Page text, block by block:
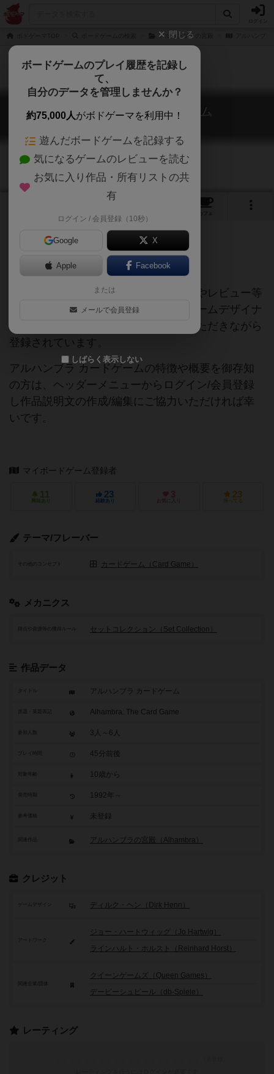
アルハンブラの宮殿
アルハンブラ カードゲーム
Alhambra: The Card Game
カフェ
ご協力ください
当サイトに掲載されている作品説明文やレビュー等
の情報は、ボドゲーマ運営事務局・ゲームデザイナ
ーご本人様・有志の皆様にご協力をいただきながら
登録されています。
アルハンブラ カードゲームの特徴や概要を御存知
の方は、ヘッダーメニューからログイン/会員登録
し作品説明文の作成/編集にご協力いただければ幸
いです。
マイボードゲーム登録者
11
興味あり
23
経験あり
3
お気に入り
23
持ってる
テーマ/フレーバー
その他のコンセプト カードゲーム（Card Game）
メカニクス
セットコレクション（Set Collection）
作品データ
タイトル アルハンブラ カードゲーム
Alhambra: The Card Game
参加人数 3人～6人
45分前後
10歳から
1992年～
参考価格 未登録
関連作品 アルハンブラの宮殿（Alhambra）
クレジット
ゲームデザイン ディルク・ヘン（Dirk Henn）
アートワーク
ジョー・ハートウィッグ（Jo Hartwig）
ラインハルト・ホルスト（Reinhard Horst）
クイーンゲームズ（Queen Games）
デービーシュピール（db-Spiele）
レーティング
閉じる
ボードゲームのプレイ履歴を記録し
て、
自分のデータを管理しませんか？
約75,000人がボドゲーマを利用中！
遊んだボードゲームを記録する
気になるゲームのレビューを読む
お気に入り作品・所有リストの共
有
ログイン / 会員登録（10秒）
Google X
Apple Facebook
または
メールで会員登録
しばらく表示しない